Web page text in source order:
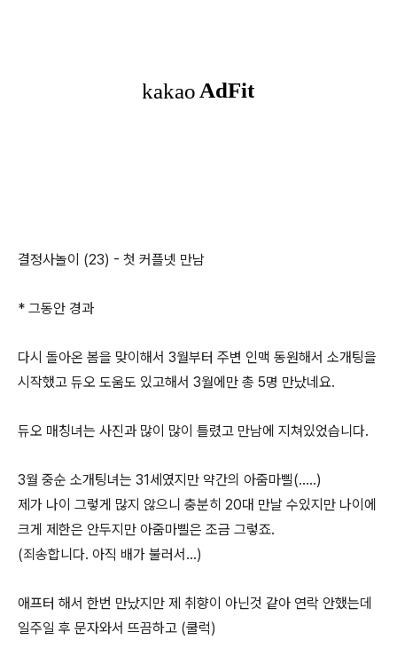
결정사놀이 (23) - 첫 커플넷 만남
* 그동안 경과
다시 돌아온 봄을 맞이해서 3월부터 주변 인맥 동원해서 소개팅을
시작했고 듀오 도움도 있고해서 3월에만 총 5명 만났네요.
듀오 매칭녀는 사진과 많이 많이 틀렸고 만남에 지쳐있었습니다.
3월 중순 소개팅녀는 31세였지만 약간의 아줌마삘(.....)
제가 나이 그렇게 많지 않으니 충분히 20대 만날 수있지만 나이에
크게 제한은 안두지만 아줌마삘은 조금 그렇죠.
(죄송합니다. 아직 배가 불러서...)
애프터 해서 한번 만났지만 제 취향이 아닌것 같아 연락 안했는데
일주일 후 문자와서 뜨끔하고 (쿨럭)